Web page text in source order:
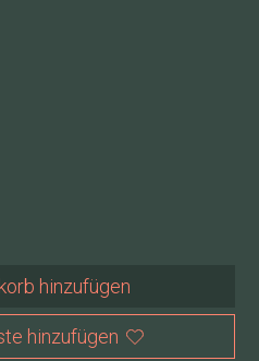
ist
hinzufügen
hinzufügen